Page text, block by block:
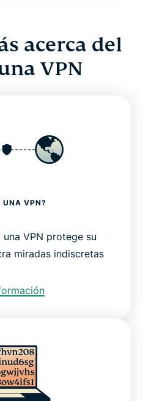
acerca del
VPN
UNA VPN?
VPN protege su
miradas indiscretas